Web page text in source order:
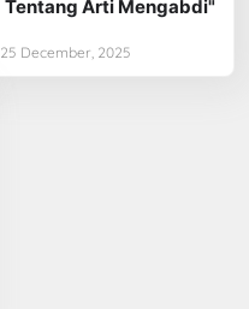
Tentang Arti Mengabdi"
25 December, 2025